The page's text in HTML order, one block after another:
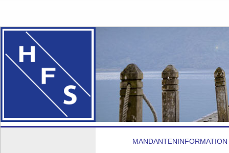
MANDANTENINFORMATION